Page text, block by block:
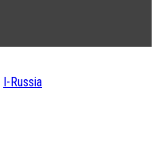
I-Russia